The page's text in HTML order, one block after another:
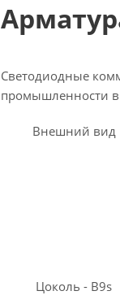
Светодиодные
промышленности
Внешний вид
Цоколь - B9s